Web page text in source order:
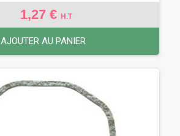
1,27 € H.T
AJOUTER AU PANIER